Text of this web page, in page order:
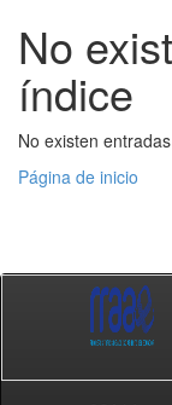
No
índice
No existen
Página de inicio